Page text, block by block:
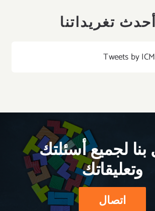
أحدث تغريداتنا
Tweets by
بنا لجميع أسئلتك
وتعليقاتك
اتصال